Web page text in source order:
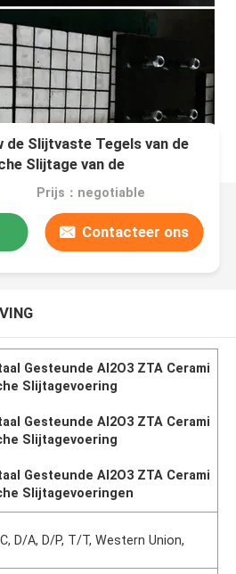
de Slijtvaste Tegels van de
Slijtage van de
Prijs：negotiable
Contacteer ons
Gesteunde Al2O3 ZTA Cerami
Slijtagevoering
Gesteunde Al2O3 ZTA Cerami
Slijtagevoering
Gesteunde Al2O3 ZTA Cerami
Slijtagevoeringen
D/A, D/P, T/T, Western Union,